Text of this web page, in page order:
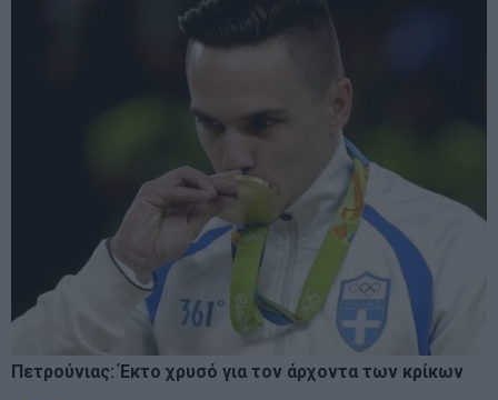
Πετρούνιας: Έκτο χρυσό για τον άρχοντα των κρίκων